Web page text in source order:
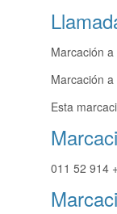
Marcación
Marcación
Esta
011 52 914